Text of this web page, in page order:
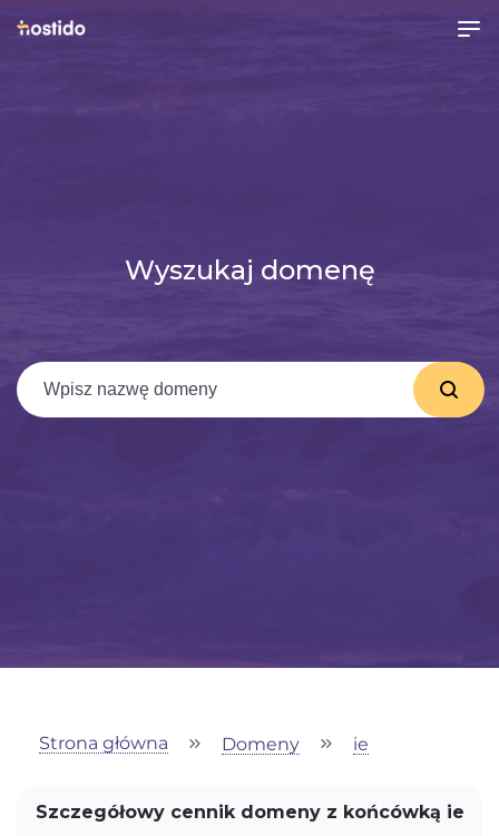
Wyszukaj domenę
Strona główna Domeny ie
Szczegółowy cennik domeny z końcówką ie